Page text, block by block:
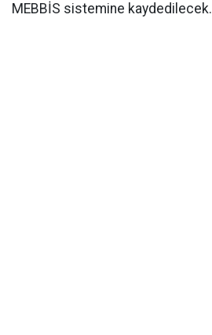
MEBBİS sistemine kaydedilecek.